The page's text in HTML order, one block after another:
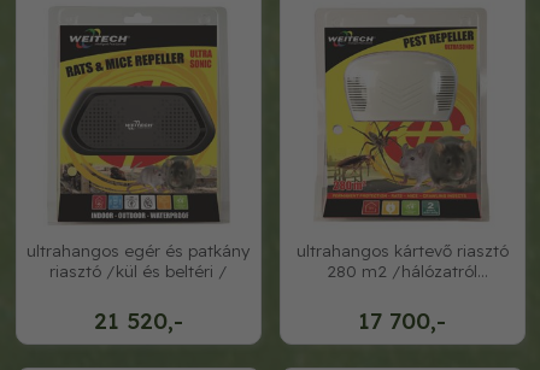
21 520,-
ultrahangos egér és patkány
riasztó /kül és beltéri /
17 700,-
ultrahangos kártevő riasztó
280 m2 /hálózatról